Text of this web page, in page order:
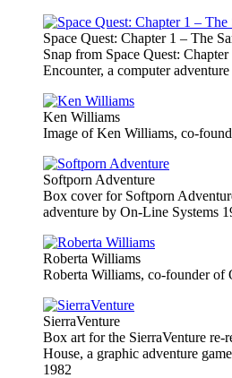
Space Quest: Chapter 1 – The
Snap from Space Quest:
Encounter, a computer
Ken Williams
Image of Ken Williams, co-
Softporn Adventure
Box cover for Softporn
adventure by On-Line Systems
Roberta Williams
Roberta Williams, co-founder of
SierraVenture
Box art for the SierraVenture re-
House, a graphic adventure
1982